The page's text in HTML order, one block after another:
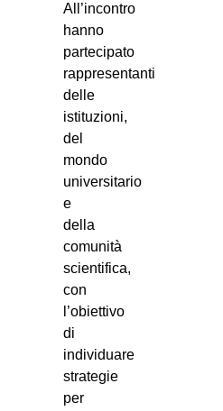
All’incontro
hanno
partecipato
rappresentanti
delle
istituzioni,
del
mondo
universitario
e
della
comunità
scientifica,
con
l’obiettivo
di
individuare
strategie
per